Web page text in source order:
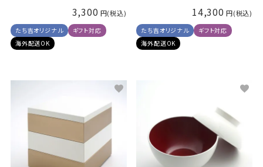
3,300
たち吉オリジナル
ギフト対応
海外配送OK
14,300
たち吉オリジナル
ギフト対応
海外配送OK